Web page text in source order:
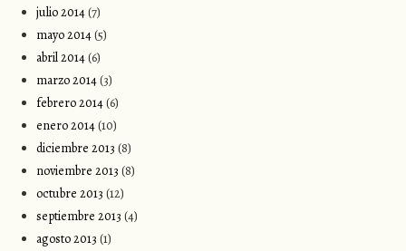
julio 2014(7)
mayo 2014(5)
abril 2014(6)
marzo 2014(3)
febrero 2014(6)
enero 2014(10)
diciembre 2013 (8)
noviembre 2013 (8)
octubre 2013 (12)
septiembre 2013 (4)
agosto 2013 (1)